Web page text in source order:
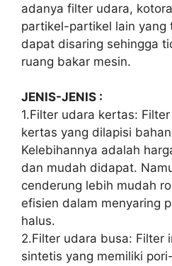
adanya filter udara,
partikel-partikel lain yang
dapat disaring sehingga
ruang bakar mesin.
JENIS-JENIS :
1.Filter udara kertas:
kertas yang dilapisi
Kelebihannya adalah
dan mudah didapat.
cenderung lebih mudah
efisien dalam menyaring
halus.
2.Filter udara busa: Filter
sintetis yang memiliki